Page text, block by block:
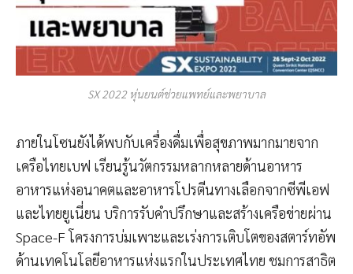
SX 2022 หุ่นยนต์ช่วยแพทย์และพยาบาล
ภายในโซนยังได้พบกับเครื่องดื่มเพื่อสุขภาพมากมายจาก
เครือไทยเบฟ เรียนรู้นวัตกรรมหลากหลายด้านอาหาร
อาหารแห่งอนาคตและอาหารโปรตีนทางเลือกจากซีพีเอฟ
และไทยยูเนี่ยน บริการรับคำปรึกษาและสร้างเครือข่ายผ่าน
Space-F โครงการบ่มเพาะและเร่งการเติบโตของสตาร์ทอัพ
ด้านเทคโนโลยีอาหารแห่งแรกในประเทศไทย ชมการสาธิต